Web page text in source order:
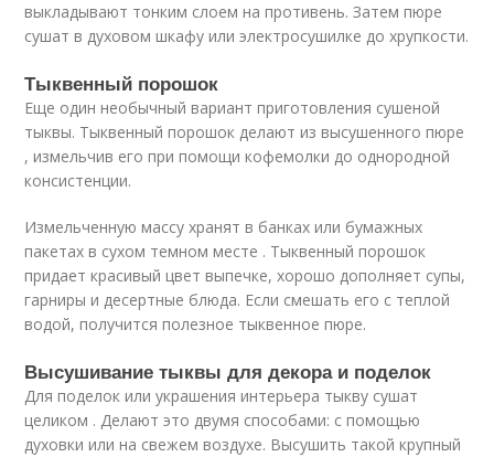
выкладывают тонким слоем на противень. Затем пюре
сушат в духовом шкафу или электросушилке до хрупкости.
Тыквенный порошок
Еще один необычный вариант приготовления сушеной
тыквы. Тыквенный порошок делают из высушенного пюре
, измельчив его при помощи кофемолки до однородной
консистенции.
Измельченную массу хранят в банках или бумажных
пакетах в сухом темном месте . Тыквенный порошок
придает красивый цвет выпечке, хорошо дополняет супы,
гарниры и десертные блюда. Если смешать его с теплой
водой, получится полезное тыквенное пюре.
Высушивание тыквы для декора и поделок
Для поделок или украшения интерьера тыкву сушат
целиком . Делают это двумя способами: с помощью
духовки или на свежем воздухе. Высушить такой крупный